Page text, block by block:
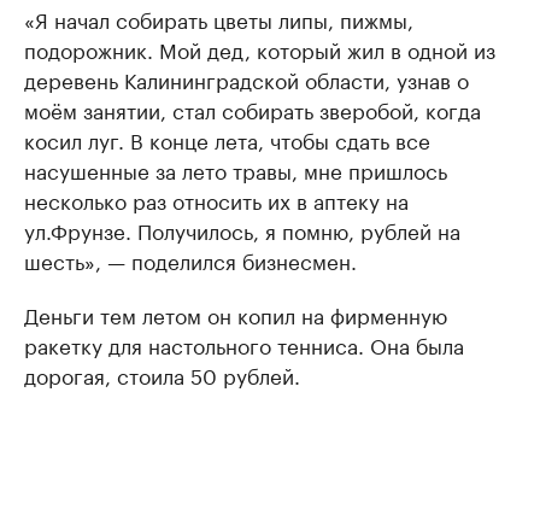
«Я начал собирать цветы липы, пижмы,
подорожник. Мой дед, который жил в одной из
деревень Калининградской области, узнав о
моём занятии, стал собирать зверобой, когда
косил луг. В конце лета, чтобы сдать все
насушенные за лето травы, мне пришлось
несколько раз относить их в аптеку на
ул.Фрунзе. Получилось, я помню, рублей на
шесть», — поделился бизнесмен.
Деньги тем летом он копил на фирменную
ракетку для настольного тенниса. Она была
дорогая, стоила 50 рублей.